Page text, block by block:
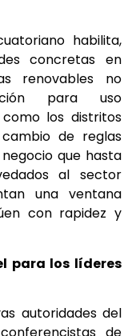
habilita,
concretas en
renovables no
para uso
los distritos
de reglas
que hasta
al sector
una ventana
con rapidez y
para los líderes
autoridades del